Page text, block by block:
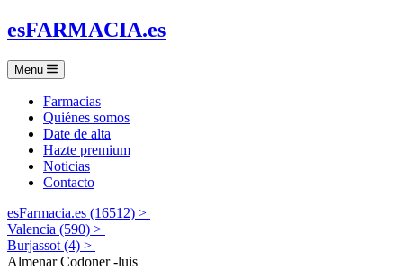
esFARMACIA.es
Menu
Farmacias
Quiénes somos
Date de alta
Hazte premium
Noticias
Contacto
esFarmacia.es (16512) >
Valencia (590) >
Burjassot (4) >
Almenar Codoner -luis